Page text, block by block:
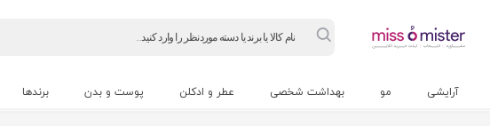
Products
search
آرایشی مو بهداشت شخصی عطر و ادکلن پوست و بدن برندها